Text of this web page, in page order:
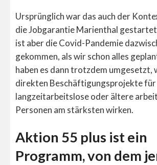
Ursprünglich war das auch der
die Jobgarantie Marienthal gestartet
ist aber die Covid-Pandemie
gekommen, als wir schon alles
haben es dann trotzdem umgesetzt,
direkten Beschäftigungsprojekte für
langzeitarbeitslose oder ältere
Personen am stärksten wirken.
Aktion 55 plus ist ein
Programm, von dem